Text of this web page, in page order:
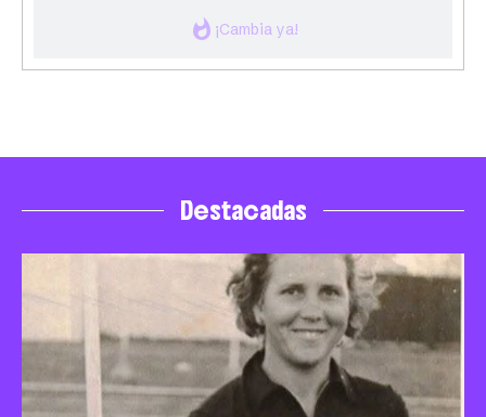
whatshot ¡Cambia ya!
Destacadas